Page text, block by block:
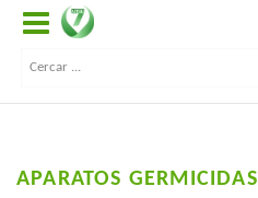
APARATOS GERMICIDAS